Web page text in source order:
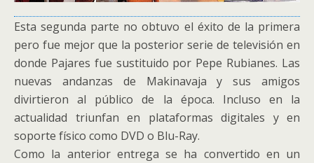
Esta segunda parte no obtuvo el éxito de la primera
pero fue mejor que la posterior serie de televisión en
donde Pajares fue sustituido por Pepe Rubianes. Las
nuevas andanzas de Makinavaja y sus amigos
divirtieron al público de la época. Incluso en la
actualidad triunfan en plataformas digitales y en
soporte físico como DVD o Blu-Ray.
Como la anterior entrega se ha convertido en un